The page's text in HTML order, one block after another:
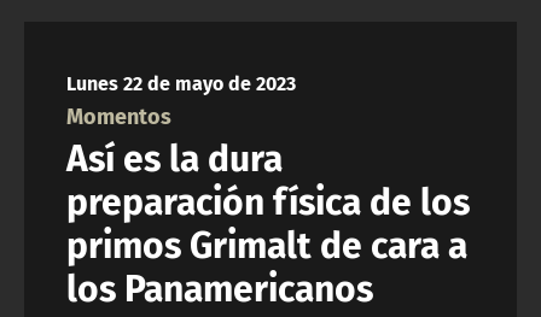
Lunes 22 de mayo de 2023
Momentos
Así es la dura
preparación física de los
primos Grimalt de cara a
los Panamericanos